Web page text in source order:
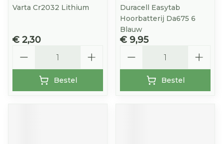
Varta Cr2032 Lithium
€ 2,30
Bestel
Duracell Easytab
Hoorbatterij Da675 6
Blauw
€ 9,95
Bestel